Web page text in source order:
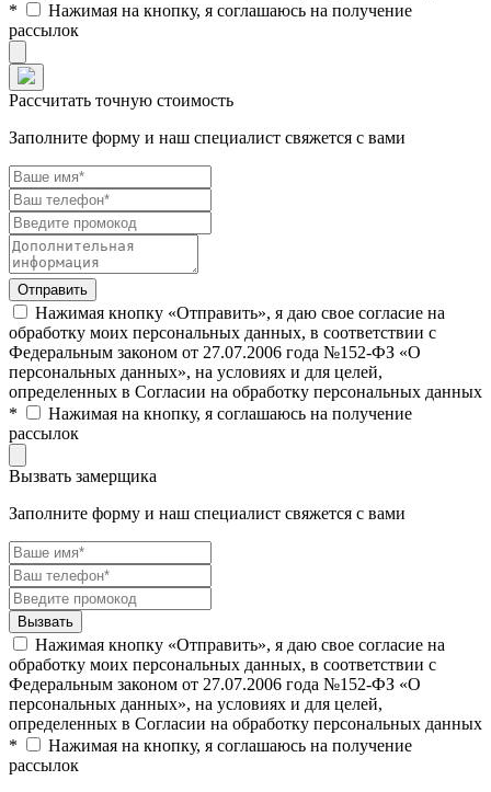
*
Нажимая на кнопку, я соглашаюсь на получение
рассылок
Рассчитать точную стоимость
Заполните форму и наш специалист свяжется с вами
Нажимая кнопку «Отправить», я даю свое согласие на
обработку моих персональных данных, в соответствии с
Федеральным законом от 27.07.2006 года №152-ФЗ «О
персональных данных», на условиях и для целей,
определенных в Согласии на обработку персональных данных
*
Нажимая на кнопку, я соглашаюсь на получение
рассылок
Вызвать замерщика
Заполните форму и наш специалист свяжется с вами
Нажимая кнопку «Отправить», я даю свое согласие на
обработку моих персональных данных, в соответствии с
Федеральным законом от 27.07.2006 года №152-ФЗ «О
персональных данных», на условиях и для целей,
определенных в Согласии на обработку персональных данных
*
Нажимая на кнопку, я соглашаюсь на получение
рассылок